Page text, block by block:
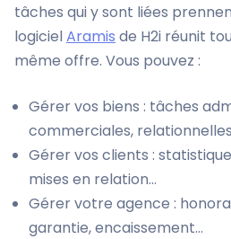
tâches qui y sont liées
logicielAramis de H2i réunit
même offre. Vous pouvez :
Gérer vos biens : tâches
commerciales,
Gérer vos clients :
mises en relation…
Gérer votre agence :
garantie, encaissement…